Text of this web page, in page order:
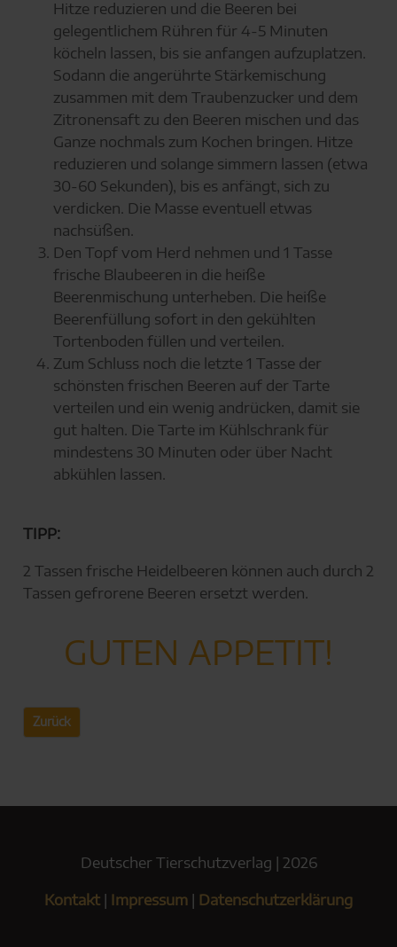
Hitze reduzieren und die Beeren bei
gelegentlichem Rühren für 4-5 Minuten
köcheln lassen, bis sie anfangen aufzuplatzen.
Sodann die angerührte Stärkemischung
zusammen mit dem Traubenzucker und dem
Zitronensaft zu den Beeren mischen und das
Ganze nochmals zum Kochen bringen. Hitze
reduzieren und solange simmern lassen (etwa
30-60 Sekunden), bis es anfängt, sich zu
verdicken. Die Masse eventuell etwas
nachsüßen.
Den Topf vom Herd nehmen und 1 Tasse
frische Blaubeeren in die heiße
Beerenmischung unterheben. Die heiße
Beerenfüllung sofort in den gekühlten
Tortenboden füllen und verteilen.
Zum Schluss noch die letzte 1 Tasse der
schönsten frischen Beeren auf der Tarte
verteilen und ein wenig andrücken, damit sie
gut halten. Die Tarte im Kühlschrank für
mindestens 30 Minuten oder über Nacht
abkühlen lassen.
TIPP:
2 Tassen frische Heidelbeeren können auch durch 2
Tassen gefrorene Beeren ersetzt werden.
GUTEN APPETIT!
Zurück
Deutscher Tierschutzverlag | 2026
Kontakt | Impressum | Datenschutzerklärung